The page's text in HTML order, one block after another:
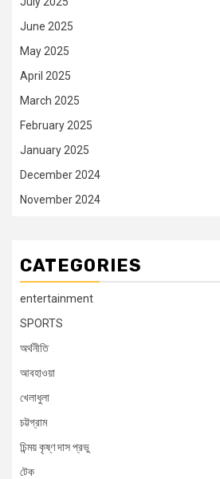
June 2025
May 2025
April 2025
March 2025
February 2025
January 2025
December 2024
November 2024
CATEGORIES
entertainment
SPORTS
অর্থনীতি
আবহাওয়া
খেলাধুলা
চট্টগ্রাম
চিন্ময় কৃষ্ণ দাস প্রভু
টেক